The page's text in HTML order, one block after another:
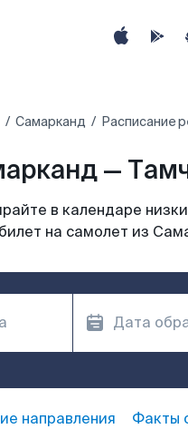
Самарканд Расписание
—
в календаре
на самолет из
направления Факты